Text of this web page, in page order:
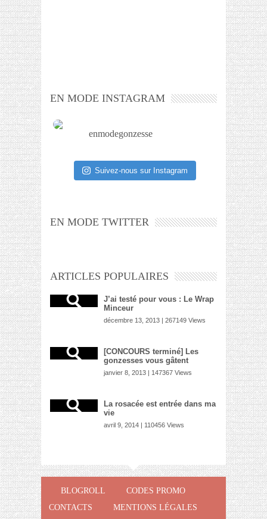
EN MODE INSTAGRAM
enmodegonzesse
Suivez-nous sur Instagram
EN MODE TWITTER
ARTICLES POPULAIRES
J’ai testé pour vous : Le Wrap
Minceur
décembre 13, 2013 | 267149 Views
[CONCOURS terminé] Les
gonzesses vous gâtent
janvier 8, 2013 | 147367 Views
La rosacée est entrée dans ma
vie
avril 9, 2014 | 110456 Views
BLOGROLL
CODES PROMO
CONTACTS
MENTIONS LÉGALES